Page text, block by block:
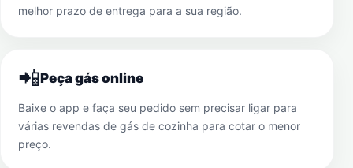
melhor prazo de entrega para a sua região.
📲Peça gás online
Baixe o app e faça seu pedido sem precisar ligar para
várias revendas de gás de cozinha para cotar o menor
preço.